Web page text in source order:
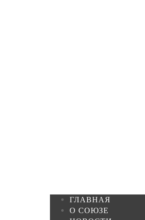
ГЛАВНАЯ
О СОЮЗЕ